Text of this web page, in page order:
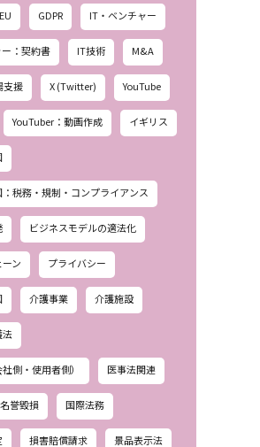
EU GDPR IT・ベンチャー
：契約書 IT技術 M&A
支援 X (Twitter) YouTube
YouTuber：動画作成 イギリス
税務・規制・コンプライアンス
ビジネスモデルの適法化
ン プライバシー
介護事業 介護施設
法
側・使用者側） 医事法関連
名誉毀損 国際法務
損害賠償請求 景品表示法